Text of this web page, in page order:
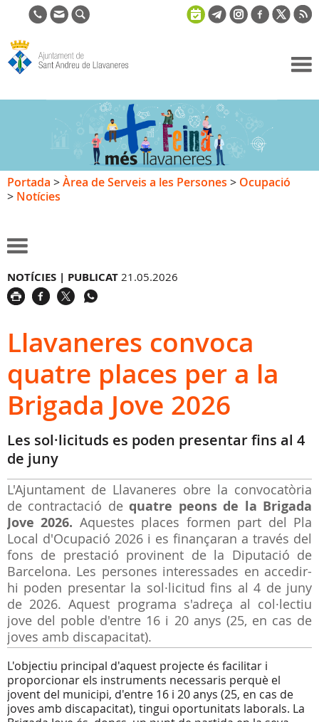
de Sant
Andreu de
Llavaneres
Portada >Àrea de Serveis a les Persones > Ocupació
> Notícies
NOTÍCIES | PUBLICAT 21.05.2026
Llavaneres convoca
quatre places per a la
Brigada Jove 2026
Les sol·licituds es poden presentar fins al 4
de juny
L'Ajuntament de Llavaneres obre la convocatòria
de contractació dequatre peons de la Brigada
Jove 2026. Aquestes places formen part del Pla
Local d'Ocupació 2026 i es finançaran a través del
fons de prestació provinent de la Diputació de
Barcelona. Les persones interessades en accedir-
hi poden presentar la sol·licitud fins al 4 de juny
de 2026. Aquest programa s'adreça al col·lectiu
jove del poble d'entre 16 i 20 anys (25, en cas de
joves amb discapacitat).
L'objectiu principal d'aquest projecte és facilitar i
proporcionar els instruments necessaris perquè el
jovent del municipi, d'entre 16 i 20 anys (25, en cas de
joves amb discapacitat), tingui oportunitats laborals. La